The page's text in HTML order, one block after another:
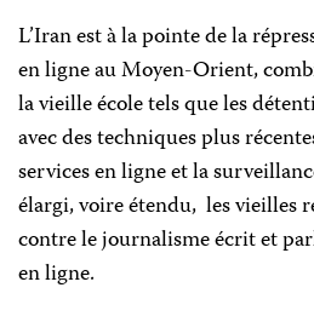
L’Iran est à la pointe de la
en ligne au Moyen-Orient,
la vieille école tels que les
avec des techniques plus
services en ligne et la
élargi, voire étendu, les vieilles
contre le journalisme écrit et
en ligne.